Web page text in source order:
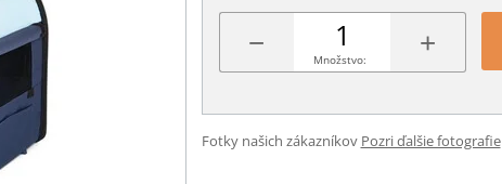
− +
Množstvo:
Fotky našich zákazníkov Pozri ďalšie fotografie